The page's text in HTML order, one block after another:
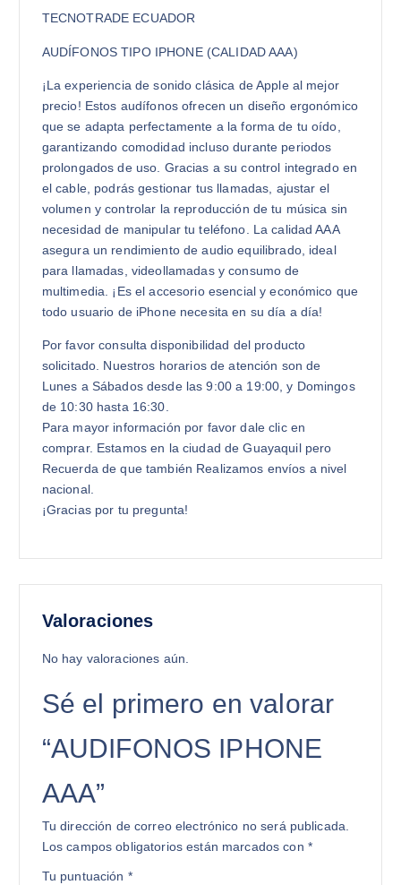
TECNOTRADE ECUADOR
AUDÍFONOS TIPO IPHONE (CALIDAD AAA)
¡La experiencia de sonido clásica de Apple al mejor
precio! Estos audífonos ofrecen un diseño ergonómico
que se adapta perfectamente a la forma de tu oído,
garantizando comodidad incluso durante periodos
prolongados de uso. Gracias a su control integrado en
el cable, podrás gestionar tus llamadas, ajustar el
volumen y controlar la reproducción de tu música sin
necesidad de manipular tu teléfono. La calidad AAA
asegura un rendimiento de audio equilibrado, ideal
para llamadas, videollamadas y consumo de
multimedia. ¡Es el accesorio esencial y económico que
todo usuario de iPhone necesita en su día a día!
Por favor consulta disponibilidad del producto
solicitado. Nuestros horarios de atención son de
Lunes a Sábados desde las 9:00 a 19:00, y Domingos
de 10:30 hasta 16:30.
Para mayor información por favor dale clic en
comprar. Estamos en la ciudad de Guayaquil pero
Recuerda de que también Realizamos envíos a nivel
nacional.
¡Gracias por tu pregunta!
Valoraciones
No hay valoraciones aún.
Sé el primero en valorar
“AUDIFONOS IPHONE
AAA”
Tu dirección de correo electrónico no será publicada.
Los campos obligatorios están marcados con *
Tu puntuación *